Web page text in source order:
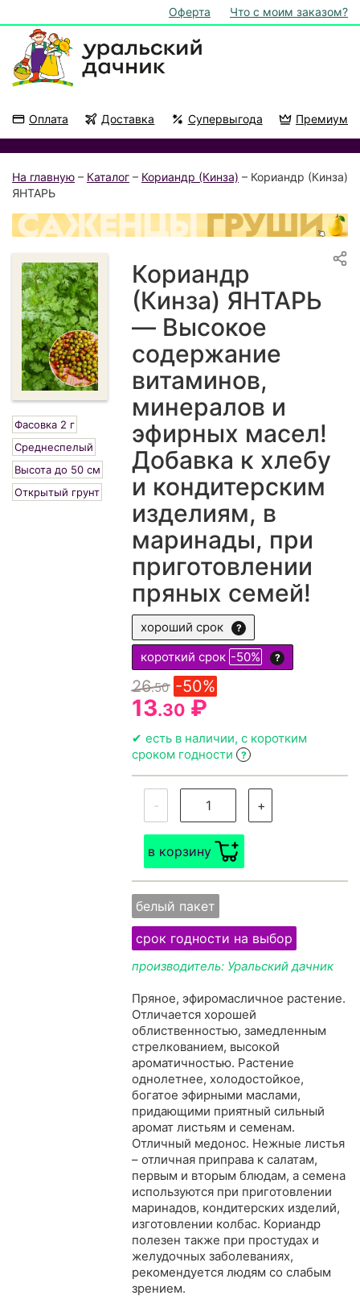
Оферта Что с моим заказом?
Оплата Доставка Супервыгода Премиум
На главную – Каталог – Кориандр (Кинза) – Кориандр (Кинза)
ЯНТАРЬ
Фасовка 2 г
Среднеспелый
Высота до 50 см
Открытый грунт
Кориандр
(Кинза) ЯНТАРЬ
— Высокое
содержание
витаминов,
минералов и
эфирных масел!
Добавка к хлебу
и кондитерским
изделиям, в
маринады, при
приготовлении
пряных семей!
хороший срок ?
короткий срок -50% ?
26.50 -50%
13.30 ₽
✔ есть в наличии, с коротким
сроком годности ?
- +
в корзину
белый пакет
срок годности на выбор
производитель: Уральский дачник
Пряное, эфиромасличное растение.
Отличается хорошей
облиственностью, замедленным
стрелкованием, высокой
ароматичностью. Растение
однолетнее, холодостойкое,
богатое эфирными маслами,
придающими приятный сильный
аромат листьям и семенам.
Отличный медонос. Нежные листья
– отличная приправа к салатам,
первым и вторым блюдам, а семена
используются при приготовлении
маринадов, кондитерских изделий,
изготовлении колбас. Кориандр
полезен также при простудах и
желудочных заболеваниях,
рекомендуется людям со слабым
зрением.